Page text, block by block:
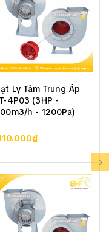
Ly Tâm Trung Áp
4P03 (3HP -
h - 1200Pa)